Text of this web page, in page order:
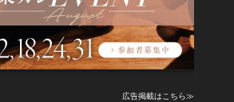
広告掲載はこちら≫